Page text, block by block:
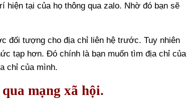
hiện tại của họ thông qua zalo. Nhờ đó bạn sẽ
đối tượng cho địa chỉ liên hệ trước. Tuy nhiên
tạp hơn. Đó chính là bạn muốn tìm địa chỉ của
chỉ của mình.
mạng xã hội.